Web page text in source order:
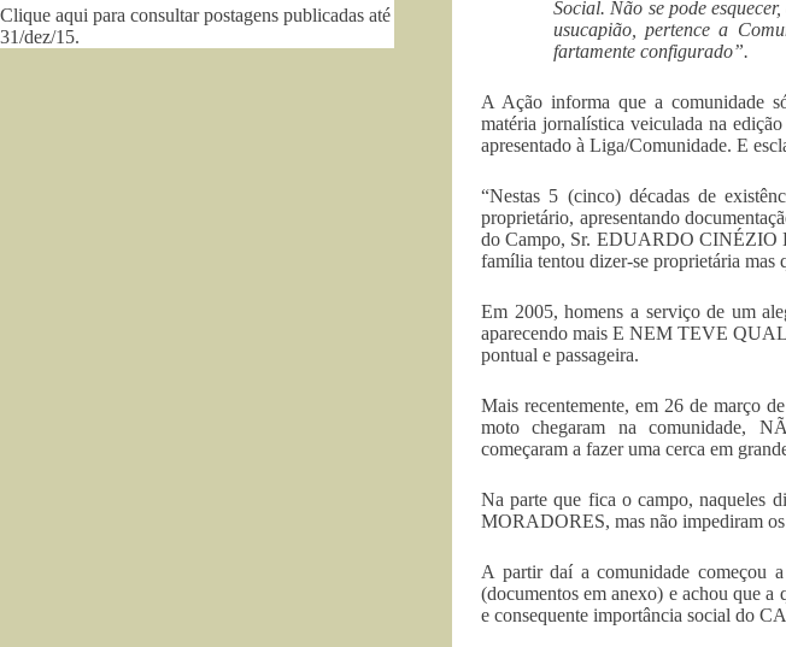
Social. Não se pode
usucapião, pertence a
fartamente configurado”.
A Ação informa que a comunidade
matéria jornalística veiculada na
apresentado à Liga/Comunidade. E
“Nestas 5 (cinco) décadas de
proprietário, apresentando
do Campo, Sr. EDUARDO CINÉZIO
família tentou dizer-se proprietária mas
Em 2005, homens a serviço de um
aparecendo mais E NEM TEVE
pontual e passageira.
Mais recentemente, em 26 de março
moto chegaram na comunidade,
começaram a fazer uma cerca em
Na parte que fica o campo,
MORADORES, mas não impediram
A partir daí a comunidade começou
(documentos em anexo) e achou que a
e consequente importância social do
Clique aqui para consultar postagens publicadas até
31/dez/15.